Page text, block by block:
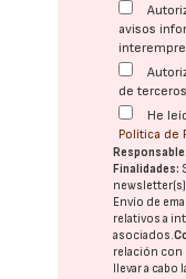
avisos
de
He
Política de
Responsable:
Finalidades:
Envío de
relativos a
asociados.
relación con
llevar a cabo